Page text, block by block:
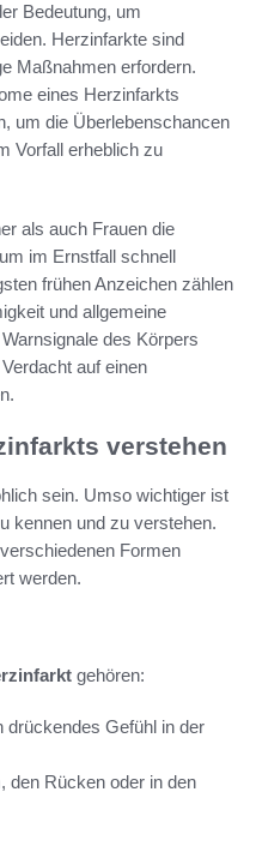
Bedeutung, um
Herzinfarkte sind
Maßnahmen erfordern.
eines Herzinfarkts
um die Überlebenschancen
Vorfall erheblich zu
als auch Frauen die
im Ernstfall schnell
frühen Anzeichen zählen
und allgemeine
des Körpers
auf einen
verstehen
sein. Umso wichtiger ist
kennen und zu verstehen.
Formen
werden.
gehören:
drückendes Gefühl in der
den Rücken oder in den